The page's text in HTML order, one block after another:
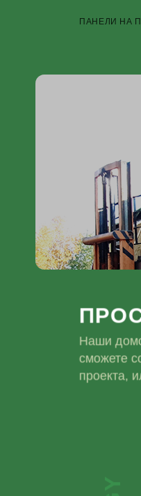
ПАНЕЛИ НА
Наши
сможете
проекта,